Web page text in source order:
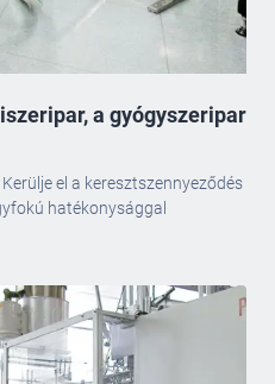
a gyógyszeripar
el a keresztszennyeződés
hatékonysággal